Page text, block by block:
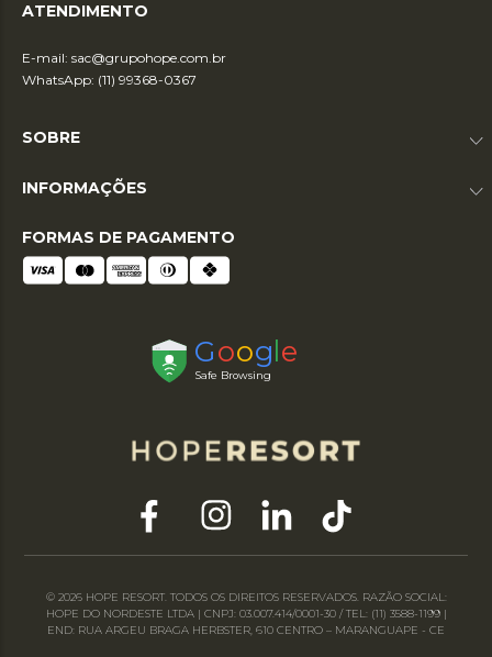
ATENDIMENTO
E-mail: sac@grupohope.com.br
WhatsApp: (11) 99368-0367
SOBRE
INFORMAÇÕES
FORMAS DE PAGAMENTO
© 2026 HOPE RESORT. TODOS OS DIREITOS RESERVADOS. RAZÃO SOCIAL:
HOPE DO NORDESTE LTDA | CNPJ: 03.007.414/0001-30 / TEL: (11) 3588-1199 |
END: RUA ARGEU BRAGA HERBSTER, 610 CENTRO – MARANGUAPE - CE